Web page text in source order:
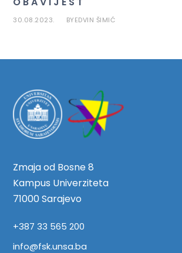
30.08.2023. BYEDVIN ŠIMIĆ
Zmaja od Bosne 8
Kampus Univerziteta
71000 Sarajevo
+387 33 565 200
info@fsk.unsa.ba